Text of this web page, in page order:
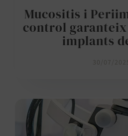
Mucositis i
control
implants
30/07/